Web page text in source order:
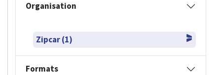
Organisation
Zipcar (1)
Formats